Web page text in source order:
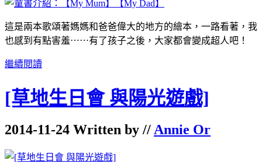
這是兩本歌頌著媽媽和爸爸偉大的地方的繪本，一路看著，我
也感到有點害羞⋯⋯有了孩子之後，大家都會變成超人吧！
繼續閱讀
[草地生日會 與陽光遊戲]
2014-11-24 Written by // Annie Or